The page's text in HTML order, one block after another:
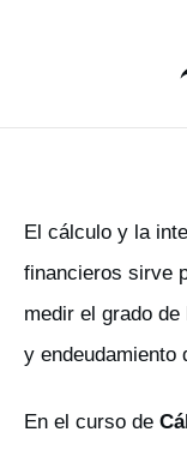
El cálculo y la
financieros sirve
medir el grado
y endeudamiento
En el curso de